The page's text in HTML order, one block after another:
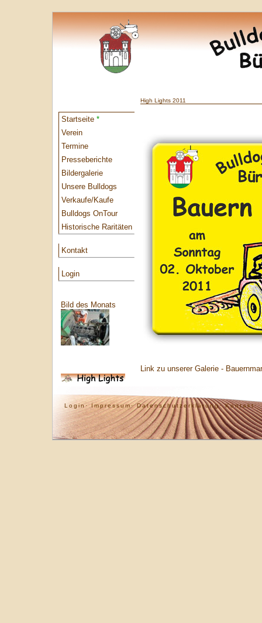
Startseite *
Verein
Termine
Presseberichte
Bildergalerie
Unsere Bulldogs
Verkaufe/Kaufe
Bulldogs OnTour
Historische Raritäten
Kontakt
Login
Bild des Monats
High Lights 2011
Link zu unserer Galerie -
Login· Impressum· Datenschutzerklärung· Kontakt·